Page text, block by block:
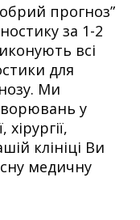
прогноз”
за 1-2
всі
для
Ми
у
хірургії,
клініці Ви
медичну